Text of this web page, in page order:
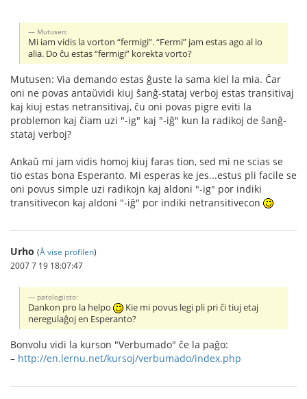
Mutusen:
Mi iam vidis la vorton “fermigi”. “Fermi” jam estas ago al io
alia. Do ĉu estas “fermigi” korekta vorto?
Mutusen: Via demando estas ĝuste la sama kiel la mia. Ĉar
oni ne povas antaŭvidi kiuj ŝanĝ-stataj verboj estas transitivaj
kaj kiuj estas netransitivaj, ĉu oni povas pigre eviti la
problemon kaj ĉiam uzi "-ig" kaj "-iĝ" kun la radikoj de ŝanĝ-
stataj verboj?
Ankaŭ mi jam vidis homoj kiuj faras tion, sed mi ne scias se
tio estas bona Esperanto. Mi esperas ke jes...estus pli facile se
oni povus simple uzi radikojn kaj aldoni "-ig" por indiki
transitivecon kaj aldoni "-iĝ" por indiki netransitivecon
Urho (Å vise profilen)
2007 7 19 18:07:47
patologiisto:
Dankon pro la helpo
Kie mi povus legi pli pri ĉi tiuj etaj
neregulaĝoj en Esperanto?
Bonvolu vidi la kurson "Verbumado" ĉe la paĝo:
– http://en.lernu.net/kursoj/verbumado/index.php